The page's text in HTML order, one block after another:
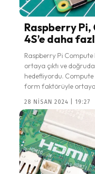
Raspberry
4S’e daha
Raspberry Pi Compute
ortaya çıktı ve
hedefliyordu.
form faktörüyle
28 NISAN 2024 | 19:27